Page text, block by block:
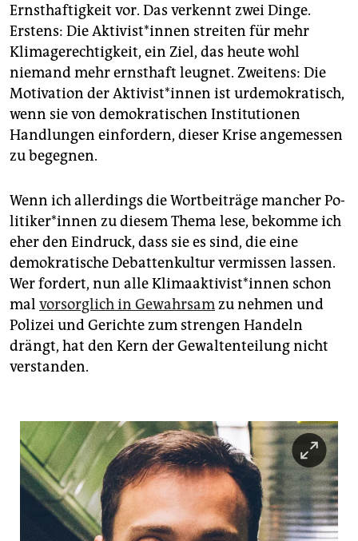
Ernsthaftigkeit vor. Das verkennt zwei Dinge.
Erstens: Die Ak­ti­vis­t*in­nen streiten für mehr
Klimagerechtigkeit, ein Ziel, das heute wohl
niemand mehr ernsthaft leugnet. Zweitens: Die
Motivation der Ak­ti­vis­t*in­nen ist urdemokratisch,
wenn sie von demokratischen Institutionen
Handlungen einfordern, dieser Krise angemessen
zu begegnen.
Wenn ich allerdings die Wortbeiträge mancher Po­
li­ti­ke­r*in­nen zu diesem Thema lese, bekomme ich
eher den Eindruck, dass sie es sind, die eine
demokratische Debattenkultur vermissen lassen.
Wer fordert, nun alle Kli­ma­ak­ti­vis­t*in­nen schon
mal vorsorglich in Gewahrsamzu nehmen und
Polizei und Gerichte zum strengen Handeln
drängt, hat den Kern der Gewaltenteilung nicht
verstanden.